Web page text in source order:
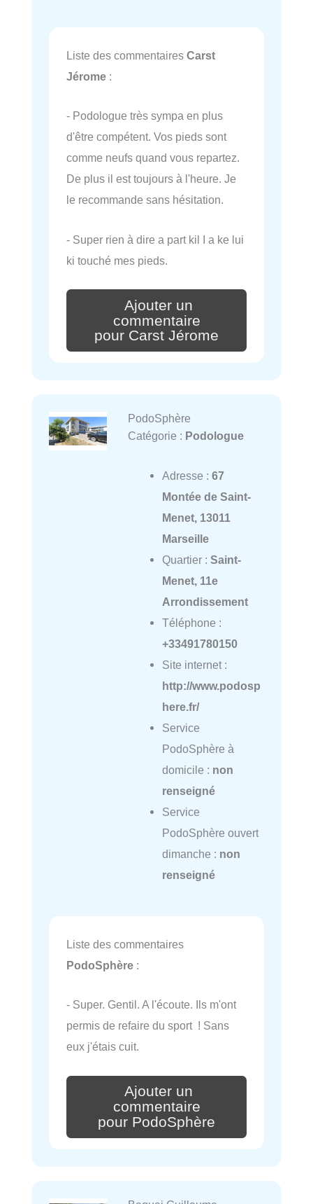
Liste des commentaires Carst
Jérome :
- Podologue très sympa en plus
d'être compétent. Vos pieds sont
comme neufs quand vous repartez.
De plus il est toujours à l'heure. Je
le recommande sans hésitation.
- Super rien à dire a part kil I a ke lui
ki touché mes pieds.
Ajouter un
commentaire
pour Carst Jérome
PodoSphère
Catégorie : Podologue
Adresse : 67
Montée de Saint-
Menet, 13011
Marseille
Quartier : Saint-
Menet, 11e
Arrondissement
Téléphone :
+33491780150
Site internet :
http://www.podosp
here.fr/
Service
PodoSphère à
domicile : non
renseigné
Service
PodoSphère ouvert
dimanche : non
renseigné
Liste des commentaires
PodoSphère :
- Super. Gentil. A l'écoute. Ils m'ont
permis de refaire du sport ! Sans
eux j'étais cuit.
Ajouter un
commentaire
pour PodoSphère